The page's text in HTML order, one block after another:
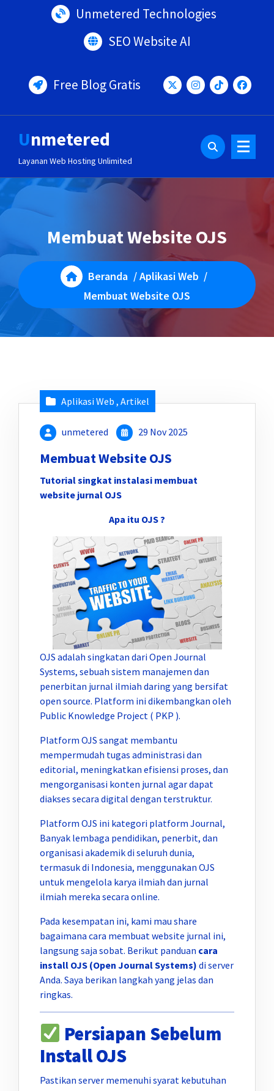
Unmetered Technologies
SEO Website AI
Free Blog Gratis
Unmetered
Layanan Web Hosting Unlimited
Membuat Website OJS
Beranda /Aplikasi Web /
Membuat Website OJS
Aplikasi Web , Artikel
unmetered 29 Nov 2025
Membuat Website OJS
Tutorial singkat instalasi membuat
website jurnal OJS
Apa itu OJS ?
OJS adalah singkatan dari Open Journal
Systems, sebuah sistem manajemen dan
penerbitan jurnal ilmiah daring yang bersifat
open source. Platform ini dikembangkan oleh
Public Knowledge Project ( PKP ).
Platform OJS sangat membantu
mempermudah tugas administrasi dan
editorial, meningkatkan efisiensi proses, dan
mengorganisasi konten jurnal agar dapat
diakses secara digital dengan terstruktur.
Platform OJS ini kategori platform Journal,
Banyak lembaga pendidikan, penerbit, dan
organisasi akademik di seluruh dunia,
termasuk di Indonesia, menggunakan OJS
untuk mengelola karya ilmiah dan jurnal
ilmiah mereka secara online.
Pada kesempatan ini, kami mau share
bagaimana cara membuat website jurnal ini,
langsung saja sobat. Berikut panduan cara
install OJS (Open Journal Systems) di server
Anda. Saya berikan langkah yang jelas dan
ringkas.
Persiapan Sebelum
Install OJS
Pastikan server memenuhi syarat kebutuhan